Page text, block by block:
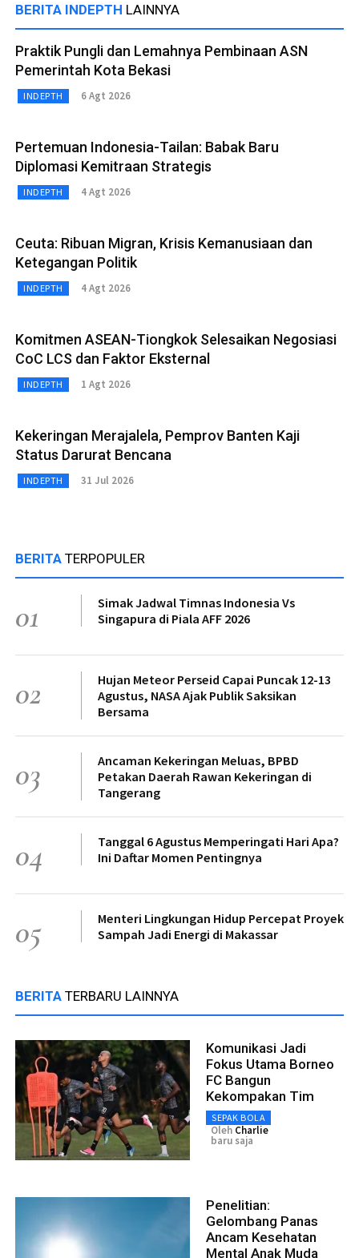
BERITA INDEPTH LAINNYA
Praktik Pungli dan Lemahnya Pembinaan ASN
Pemerintah Kota Bekasi
INDEPTH 6 Agt 2026
Pertemuan Indonesia-Tailan: Babak Baru
Diplomasi Kemitraan Strategis
INDEPTH 4 Agt 2026
Ceuta: Ribuan Migran, Krisis Kemanusiaan dan
Ketegangan Politik
INDEPTH 4 Agt 2026
Komitmen ASEAN-Tiongkok Selesaikan Negosiasi
CoC LCS dan Faktor Eksternal
INDEPTH 1 Agt 2026
Kekeringan Merajalela, Pemprov Banten Kaji
Status Darurat Bencana
INDEPTH 31 Jul 2026
BERITA TERPOPULER
01
Simak Jadwal Timnas Indonesia Vs
Singapura di Piala AFF 2026
02
Hujan Meteor Perseid Capai Puncak 12-13
Agustus, NASA Ajak Publik Saksikan
Bersama
03
Ancaman Kekeringan Meluas, BPBD
Petakan Daerah Rawan Kekeringan di
Tangerang
04
Tanggal 6 Agustus Memperingati Hari Apa?
Ini Daftar Momen Pentingnya
05
Menteri Lingkungan Hidup Percepat Proyek
Sampah Jadi Energi di Makassar
BERITA TERBARU LAINNYA
Komunikasi Jadi
Fokus Utama Borneo
FC Bangun
Kekompakan Tim
SEPAK BOLA
Oleh Charlie
baru saja
Penelitian:
Gelombang Panas
Ancam Kesehatan
Mental Anak Muda